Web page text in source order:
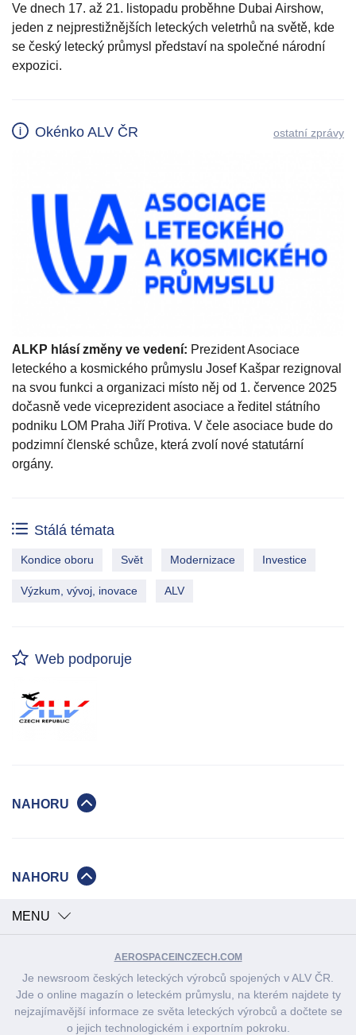
Ve dnech 17. až 21. listopadu proběhne Dubai Airshow,
jeden z nejprestižnějších leteckých veletrhů na světě, kde
se český letecký průmysl představí na společné národní
expozici.
Okénko ALV ČR ostatní zprávy
ALKP hlásí změny ve vedení: Prezident Asociace
leteckého a kosmického průmyslu Josef Kašpar rezignoval
na svou funkci a organizaci místo něj od 1. července 2025
dočasně vede viceprezident asociace a ředitel státního
podniku LOM Praha Jiří Protiva. V čele asociace bude do
podzimní členské schůze, která zvolí nové statutární
orgány.
Stálá témata
Kondice oboru Svět Modernizace Investice
Výzkum, vývoj, inovace ALV
Web podporuje
NAHORU
NAHORU
MENU
AEROSPACEINCZECH.COM
Je newsroom českých leteckých výrobců spojených v ALV ČR.
Jde o online magazín o leteckém průmyslu, na kterém najdete ty
nejzajímavější informace ze světa leteckých výrobců a dočtete se
o jejich technologickém i exportním pokroku.